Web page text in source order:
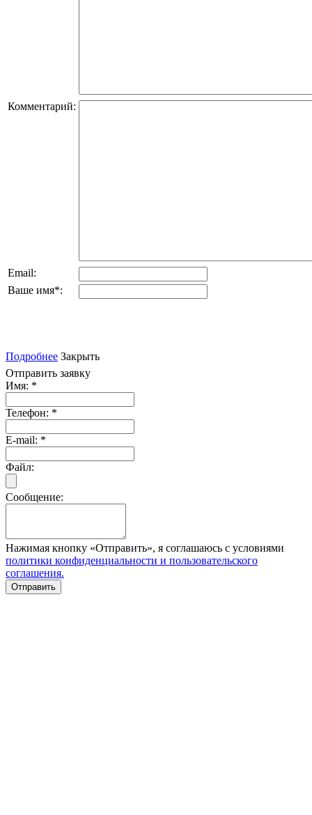
Комментарий:
Email:
Ваше имя*:
Подробнее Закрыть
Отправить заявку
Имя: *
Телефон: *
E-mail: *
Файл:
Сообщение:
Нажимая кнопку «Отправить», я соглашаюсь с условиями
политики конфиденциальности и пользовательского
соглашения.
Отправить